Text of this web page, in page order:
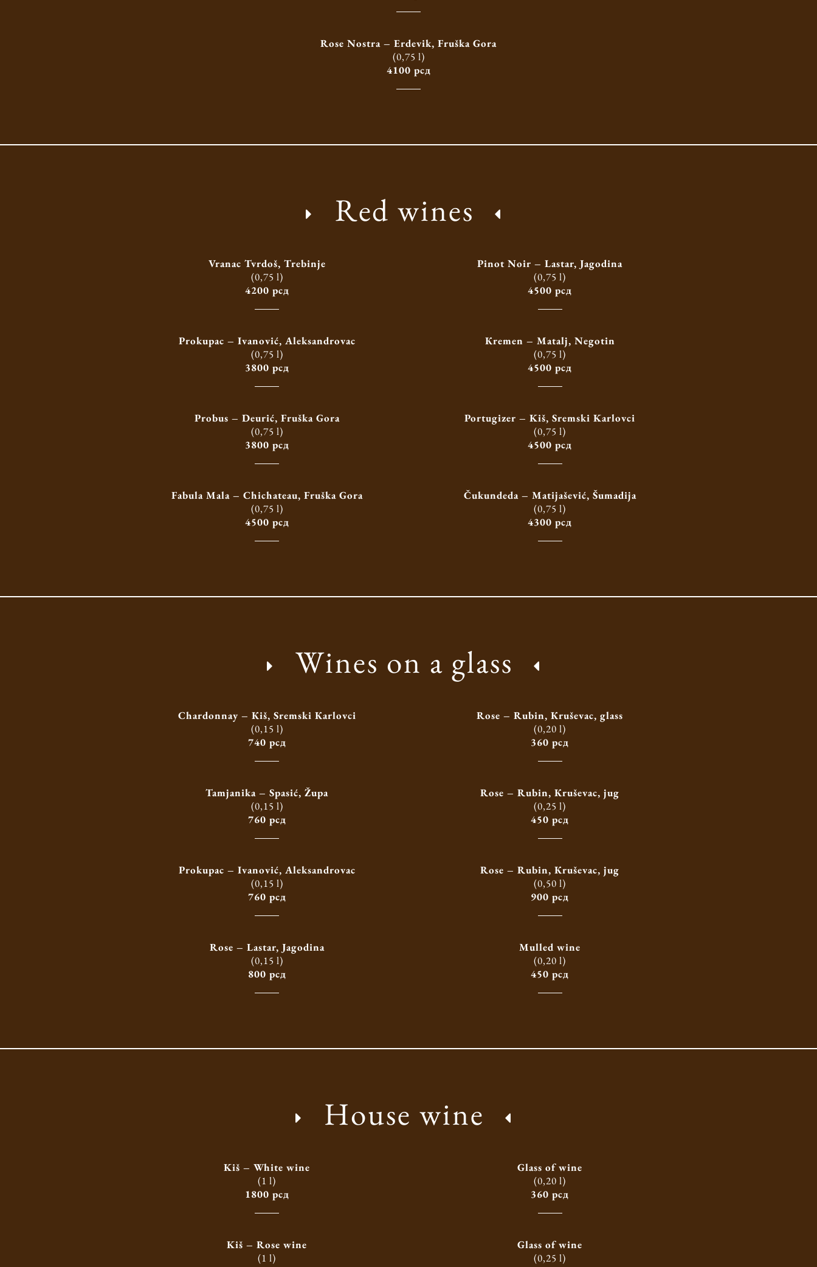
Rose Nostra – Erdevik, Fruška Gora
(0,75 l)
4100 рсд
Red wines
Vranac Tvrdoš, Trebinje
(0,75 l)
4200 рсд
Prokupac – Ivanović, Aleksandrovac
(0,75 l)
3800 рсд
Probus – Deurić, Fruška Gora
(0,75 l)
3800 рсд
Fabula Mala – Chichateau, Fruška Gora
(0,75 l)
4500 рсд
Pinot Noir – Lastar, Jagodina
(0,75 l)
4500 рсд
Кremen – Matalj, Negotin
(0,75 l)
4500 рсд
Portugizer – Kiš, Sremski Karlovci
(0,75 l)
4500 рсд
Čukundeda – Matijašević, Šumadija
(0,75 l)
4300 рсд
Wines on a glass
Chardonnay – Кiš, Sremski Кarlovci
(0,15 l)
740 рсд
Tamjanika – Spasić, Župa
(0,15 l)
760 рсд
Prokupac – Ivanović, Aleksandrovac
(0,15 l)
760 рсд
Rose – Lastar, Jagodina
(0,15 l)
800 рсд
Rose – Rubin, Кruševac, glass
(0,20 l)
360 рсд
Rose – Rubin, Кruševac, jug
(0,25 l)
450 рсд
Rose – Rubin, Кruševac, jug
(0,50 l)
900 рсд
Mulled wine
(0,20 l)
450 рсд
House wine
Kiš – White wine
(1 l)
1800 рсд
Kiš – Rose wine
(1 l)
Glass of wine
(0,20 l)
360 рсд
Glass of wine
(0,25 l)